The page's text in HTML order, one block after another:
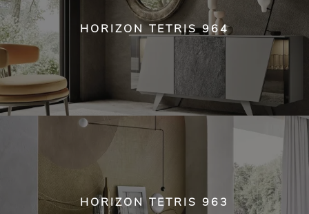
HORIZON TETRIS 964
HORIZON TETRIS 963